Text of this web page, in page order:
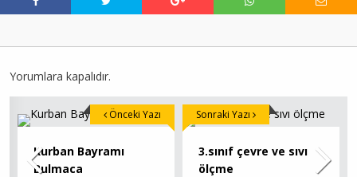
Yorumlara kapalıdır.
Kurban Bayramı
Bulmaca
Önceki Yazı
3.sınıf çevre ve sıvı
ölçme
Sonraki Yazı